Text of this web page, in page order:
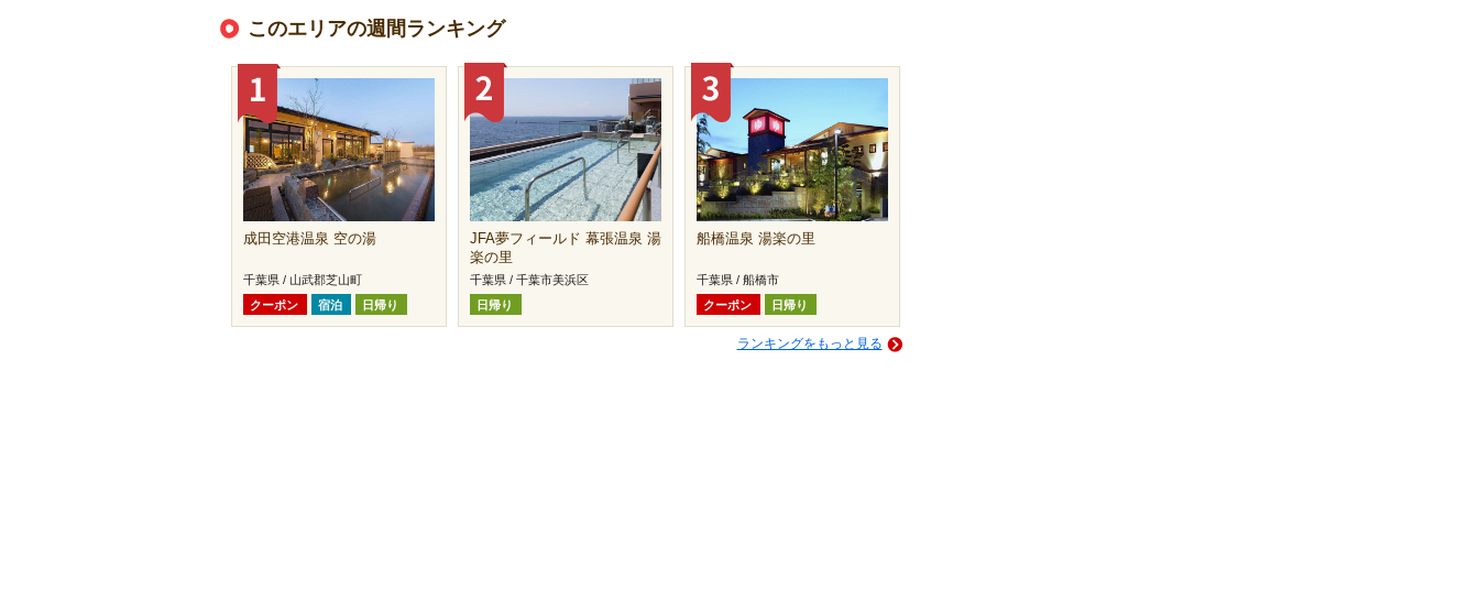
このエリアの週間ランキング
成田空港温泉 空の湯
千葉県 / 山武郡芝山町
クーポン
宿泊 日帰り
JFA夢フィールド 幕張温泉 湯
楽の里
千葉県 / 千葉市美浜区
日帰り
船橋温泉 湯楽の里
千葉県 / 船橋市
クーポン
日帰り
ランキングをもっと見る